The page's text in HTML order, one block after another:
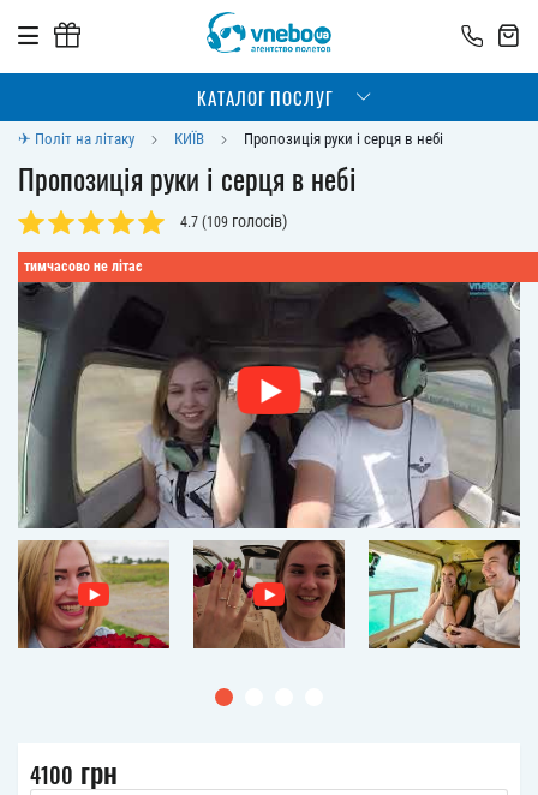
КАТАЛОГ ПОСЛУГ
✈ Політ на літаку КИЇВ Пропозиція руки і серця в небі
Пропозиція руки і серця в небі
4.7 (109 голосів)
тимчасово не літає
4100 грн